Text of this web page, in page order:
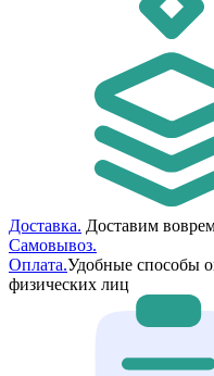
Доставка. Доставим
Самовывоз.
Оплата.Удобные способы
физических лиц